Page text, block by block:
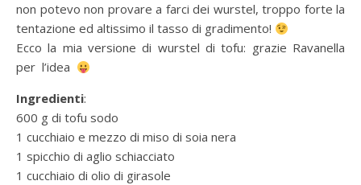
non potevo non provare a farci dei wurstel, troppo forte la
tentazione ed altissimo il tasso di gradimento!
Ecco la mia versione di wurstel di tofu: grazie Ravanella
per l’idea
Ingredienti:
600 g di tofu sodo
1 cucchiaio e mezzo di miso di soia nera
1 spicchio di aglio schiacciato
1 cucchiaio di olio di girasole